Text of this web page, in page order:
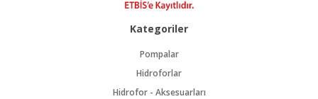
Kategoriler
Pompalar
Hidroforlar
Hidrofor - Aksesuarları